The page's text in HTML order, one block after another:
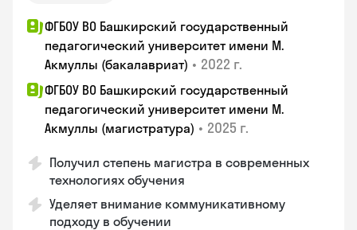
ФГБОУ ВО Башкирский государственный
педагогический университет имени М.
Акмуллы (бакалавриат) • 2022 г.
ФГБОУ ВО Башкирский государственный
педагогический университет имени М.
Акмуллы (магистратура) • 2025 г.
Получил степень магистра в современных
технологиях обучения
Уделяет внимание коммуникативному
подходу в обучении